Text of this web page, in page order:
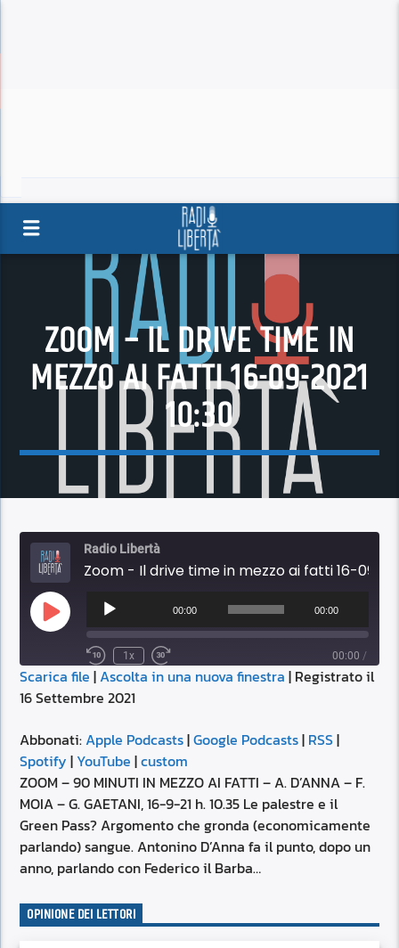
ZOOM – IL DRIVE TIME IN
MEZZO AI FATTI 16-09-2021
10:30
Radio Libertà
Play
Episode
Audio
Player
00:00 00:00
1x 00:00 /
SUBSCRIBE SHARE
Apple Podcasts
YouTube
RSS FEED
SHARE
LINK
EMBED
Scarica file |Ascolta in una nuova finestra | Registrato il
16 Settembre 2021
Abbonati:Apple Podcasts|Google Podcasts| RSS|
Spotify | YouTube |custom
ZOOM – 90 MINUTI IN MEZZO AI FATTI – A. D’ANNA – F.
MOIA – G. GAETANI, 16-9-21 h. 10.35 Le palestre e il
Green Pass? Argomento che gronda (economicamente
parlando) sangue. Antonino D’Anna fa il punto, dopo un
anno, parlando con Federico il Barba…
OPINIONE DEI LETTORI